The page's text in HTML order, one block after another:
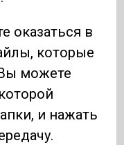
оказаться в
которые
можете
и нажать